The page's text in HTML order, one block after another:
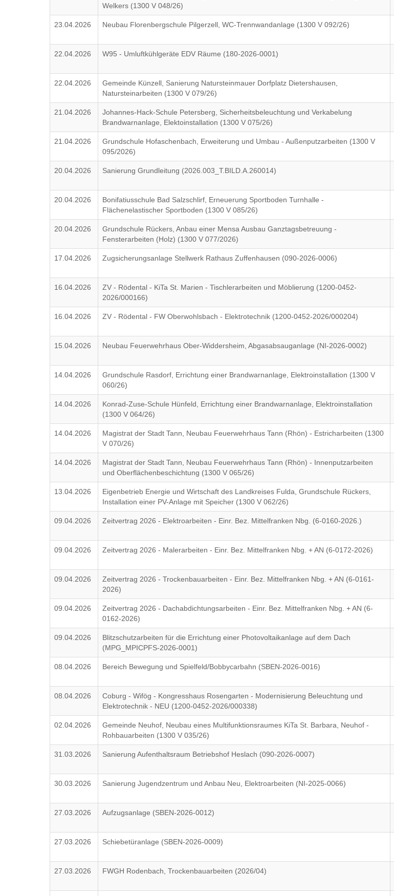
Welkers (1300 V 048/26)
23.04.2026 Neubau Florenbergschule Pilgerzell, WC-Trennwandanlage (1300 V 092/26)
22.04.2026 W95 - Umluftkühlgeräte EDV Räume (180-2026-0001)
22.04.2026
Gemeinde Künzell, Sanierung Natursteinmauer Dorfplatz Dietershausen,
Natursteinarbeiten (1300 V 079/26)
21.04.2026
Johannes-Hack-Schule Petersberg, Sicherheitsbeleuchtung und Verkabelung
Brandwarnanlage, Elektoinstallation (1300 V 075/26)
21.04.2026
Grundschule Hofaschenbach, Erweiterung und Umbau - Außenputzarbeiten (1300 V
095/2026)
20.04.2026 Sanierung Grundleitung (2026.003_T.BILD.A.260014)
20.04.2026
Bonifatiusschule Bad Salzschlirf, Erneuerung Sportboden Turnhalle -
Flächenelastischer Sportboden (1300 V 085/26)
20.04.2026
Grundschule Rückers, Anbau einer Mensa Ausbau Ganztagsbetreuung -
Fensterarbeiten (Holz) (1300 V 077/2026)
17.04.2026 Zugsicherungsanlage Stellwerk Rathaus Zuffenhausen (090-2026-0006)
16.04.2026
ZV - Rödental - KiTa St. Marien - Tischlerarbeiten und Möblierung (1200-0452-
2026/000166)
16.04.2026 ZV - Rödental - FW Oberwohlsbach - Elektrotechnik (1200-0452-2026/000204)
15.04.2026 Neubau Feuerwehrhaus Ober-Widdersheim, Abgasabsauganlage (NI-2026-0002)
14.04.2026
Grundschule Rasdorf, Errichtung einer Brandwarnanlage, Elektroinstallation (1300 V
060/26)
14.04.2026
Konrad-Zuse-Schule Hünfeld, Errichtung einer Brandwarnanlage, Elektroinstallation
(1300 V 064/26)
14.04.2026
Magistrat der Stadt Tann, Neubau Feuerwehrhaus Tann (Rhön) - Estricharbeiten (1300
V 070/26)
14.04.2026
Magistrat der Stadt Tann, Neubau Feuerwehrhaus Tann (Rhön) - Innenputzarbeiten
und Oberflächenbeschichtung (1300 V 065/26)
13.04.2026
Eigenbetrieb Energie und Wirtschaft des Landkreises Fulda, Grundschule Rückers,
Installation einer PV-Anlage mit Speicher (1300 V 062/26)
09.04.2026 Zeitvertrag 2026 - Elektroarbeiten - Einr. Bez. Mittelfranken Nbg. (6-0160-2026.)
09.04.2026 Zeitvertrag 2026 - Malerarbeiten - Einr. Bez. Mittelfranken Nbg. + AN (6-0172-2026)
09.04.2026
Zeitvertrag 2026 - Trockenbauarbeiten - Einr. Bez. Mittelfranken Nbg. + AN (6-0161-
2026)
09.04.2026
Zeitvertrag 2026 - Dachabdichtungsarbeiten - Einr. Bez. Mittelfranken Nbg. + AN (6-
0162-2026)
09.04.2026
Blitzschutzarbeiten für die Errichtung einer Photovoltaikanlage auf dem Dach
(MPG_MPICPFS-2026-0001)
08.04.2026 Bereich Bewegung und Spielfeld/Bobbycarbahn (SBEN-2026-0016)
08.04.2026
Coburg - Wifög - Kongresshaus Rosengarten - Modernisierung Beleuchtung und
Elektrotechnik - NEU (1200-0452-2026/000338)
02.04.2026
Gemeinde Neuhof, Neubau eines Multifunktionsraumes KiTa St. Barbara, Neuhof -
Rohbauarbeiten (1300 V 035/26)
31.03.2026 Sanierung Aufenthaltsraum Betriebshof Heslach (090-2026-0007)
30.03.2026 Sanierung Jugendzentrum und Anbau Neu, Elektroarbeiten (NI-2025-0066)
27.03.2026 Aufzugsanlage (SBEN-2026-0012)
27.03.2026 Schiebetüranlage (SBEN-2026-0009)
27.03.2026 FWGH Rodenbach, Trockenbauarbeiten (2026/04)